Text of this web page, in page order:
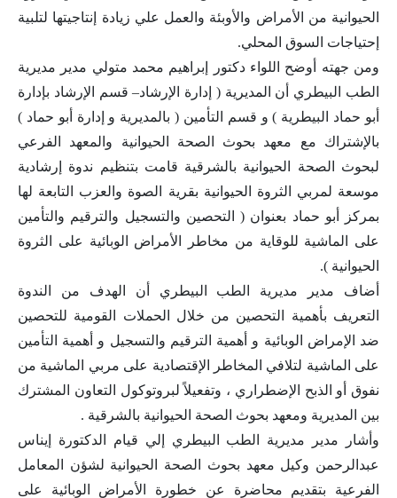
الحيوانية من الأمراض والأوبئة والعمل علي زيادة إنتاجيتها لتلبية
إحتياجات السوق المحلي.
ومن جهته أوضح اللواء دكتور إبراهيم محمد متولي مدير مديرية
الطب البيطري أن المديرية ( إدارة الإرشاد– قسم الإرشاد بإدارة
أبو حماد البيطرية ) و قسم التأمين ( بالمديرية و إدارة أبو حماد )
بالإشتراك مع معهد بحوث الصحة الحيوانية والمعهد الفرعي
لبحوث الصحة الحيوانية بالشرقية قامت بتنظيم ندوة إرشادية
موسعة لمربي الثروة الحيوانية بقرية الصوة والعزب التابعة لها
بمركز أبو حماد بعنوان ( التحصين والتسجيل والترقيم والتأمين
على الماشية للوقاية من مخاطر الأمراض الوبائية على الثروة
الحيوانية ).
أضاف مدير مديرية الطب البيطري أن الهدف من الندوة
التعريف بأهمية التحصين من خلال الحملات القومية للتحصين
ضد الإمراض الوبائية و أهمية الترقيم والتسجيل و أهمية التأمين
على الماشية لتلافي المخاطر الإقتصادية على مربي الماشية من
نفوق أو الذبح الإضطراري ، وتفعيلاً لبروتوكول التعاون المشترك
بين المديرية ومعهد بحوث الصحة الحيوانية بالشرقية .
وأشار مدير مديرية الطب البيطري إلي قيام الدكتورة إيناس
عبدالرحمن وكيل معهد بحوث الصحة الحيوانية لشؤن المعامل
الفرعية بتقديم محاضرة عن خطورة الأمراض الوبائية على